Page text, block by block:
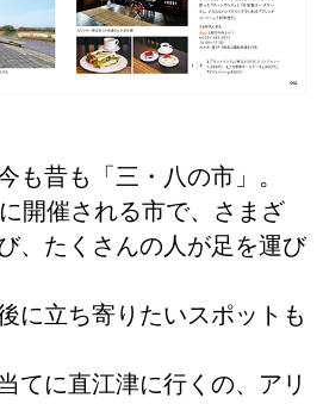
も昔も「三・八の市」。
開催される市で、さまざ
、たくさんの人が足を運び
に立ち寄りたいスポットも
てに直江津に行くの、アリ